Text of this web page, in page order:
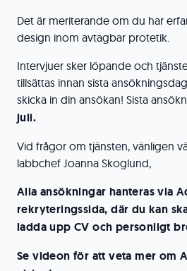
Det är meriterande om du har
design inom avtagbar protetik.
Intervjuer sker löpande och
tillsättas innan sista
skicka in din ansökan! Sista
juli.
Vid frågor om tjänsten, vänligen
labbchef Joanna Skoglund,
Alla ansökningar hanteras via
rekryteringssida, där du kan
ladda upp CV och personligt
Se videon för att veta mer om